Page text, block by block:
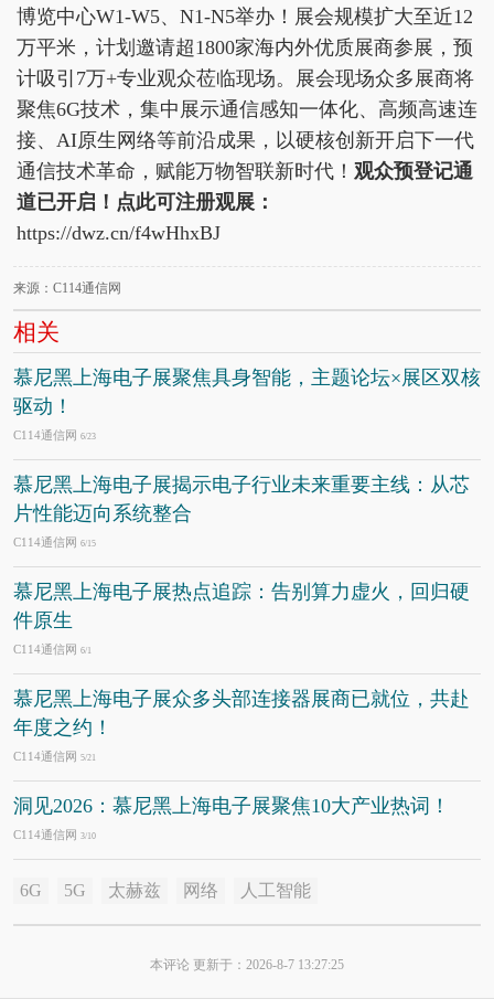
博览中心W1-W5、N1-N5举办！展会规模扩大至近12
万平米，计划邀请超1800家海内外优质展商参展，预
计吸引7万+专业观众莅临现场。展会现场众多展商将
聚焦6G技术，集中展示通信感知一体化、高频高速连
接、AI原生网络等前沿成果，以硬核创新开启下一代
通信技术革命，赋能万物智联新时代！ 观众预登记通
道已开启！点此可注册观展：
https://dwz.cn/f4wHhxBJ
来源：C114通信网
相关
慕尼黑上海电子展聚焦具身智能，主题论坛×展区双核
驱动！
C114通信网 6/23
慕尼黑上海电子展揭示电子行业未来重要主线：从芯
片性能迈向系统整合
C114通信网 6/15
慕尼黑上海电子展热点追踪：告别算力虚火，回归硬
件原生
C114通信网 6/1
慕尼黑上海电子展众多头部连接器展商已就位，共赴
年度之约！
C114通信网 5/21
洞见2026：慕尼黑上海电子展聚焦10大产业热词！
C114通信网 3/10
6G 5G 太赫兹 网络 人工智能
本评论 更新于：2026-8-7 13:27:25